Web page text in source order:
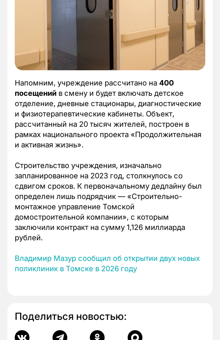
Напомним, учреждение рассчитано на 400
посещений в смену и будет включать детское
отделение, дневные стационары, диагностические
и физиотерапевтические кабинеты. Объект,
рассчитанный на 20 тысяч жителей, построен в
рамках национального проекта «Продолжительная
и активная жизнь».
Строительство учреждения, изначально
запланированное на 2023 год, столкнулось со
сдвигом сроков. К первоначальному дедлайну был
определен лишь подрядчик — «Строительно-
монтажное управление Томской
домостроительной компании», с которым
заключили контракт на сумму 1,126 миллиарда
рублей.
Владимир Мазур сообщил об открытии двух новых
поликлиник в Томске в 2026 году
Поделиться новостью: